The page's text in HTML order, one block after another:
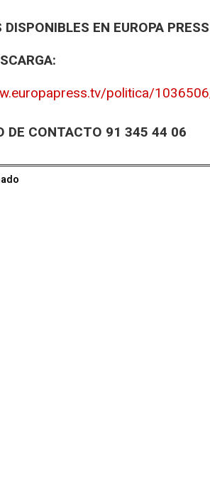
DISPONIBLES EN EUROPA
politica/
DE CONTACTO 91 345 44 06